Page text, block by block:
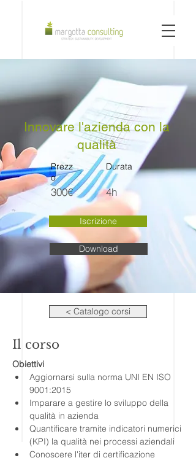
Innovare l'azienda con la
qualità
Prezz
o
300€
Durata
4h
Iscrizione
Download
< Catalogo corsi
Il corso
Obiettivi
Aggiornarsi sulla norma UNI EN ISO
9001:2015
Imparare a gestire lo sviluppo della
qualità in azienda
Quantificare tramite indicatori numerici
(KPI) la qualità nei processi aziendali
Conoscere l'iter di certificazione